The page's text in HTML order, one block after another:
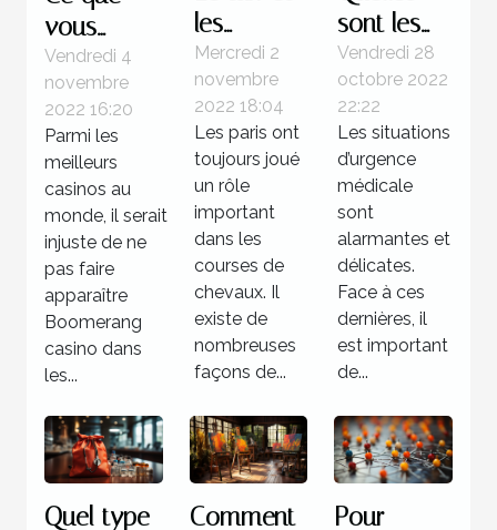
vous
devez
savoir sur
Boomerang
casino
Vendredi 4
novembre
2022 16:20
Parmi les
meilleurs
casinos au
monde, il serait
injuste de ne
pas faire
apparaître
Boomerang
casino dans
les...
les
courses
hippiques
Mercredi 2
novembre
2022 18:04
Les paris ont
toujours joué
un rôle
important
dans les
courses de
chevaux. Il
existe de
nombreuses
façons de...
sont les
étapes à
suivre face
à une
situation
d’urgence
médicale
?
Vendredi 28
octobre 2022
22:22
Les situations
d’urgence
médicale
sont
alarmantes et
délicates.
Face à ces
dernières, il
est important
de...
Quel type Comment Pour